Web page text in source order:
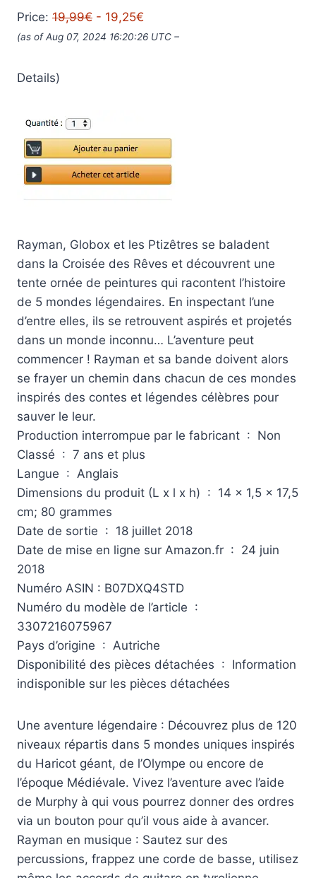
Price: 19,99€ - 19,25€
(as of Aug 07, 2024 16:20:26 UTC –
Details)
Rayman, Globox et les Ptizêtres se baladent
dans la Croisée des Rêves et découvrent une
tente ornée de peintures qui racontent l’histoire
de 5 mondes légendaires. En inspectant l’une
d’entre elles, ils se retrouvent aspirés et projetés
dans un monde inconnu… L’aventure peut
commencer ! Rayman et sa bande doivent alors
se frayer un chemin dans chacun de ces mondes
inspirés des contes et légendes célèbres pour
sauver le leur.
Production interrompue par le fabricant ‏ : ‎ Non
Classé ‏ : ‎ 7 ans et plus
Langue ‏ : ‎ Anglais
Dimensions du produit (L x l x h) ‏ : ‎ 14 x 1,5 x 17,5
cm; 80 grammes
Date de sortie ‏ : ‎ 18 juillet 2018
Date de mise en ligne sur Amazon.fr ‏ : ‎ 24 juin
2018
Numéro ASIN : B07DXQ4STD
Numéro du modèle de l’article ‏ : ‎
3307216075967
Pays d’origine ‏ : ‎ Autriche
Disponibilité des pièces détachées ‏ : ‎ Information
indisponible sur les pièces détachées
Une aventure légendaire : Découvrez plus de 120
niveaux répartis dans 5 mondes uniques inspirés
du Haricot géant, de l’Olympe ou encore de
l’époque Médiévale. Vivez l’aventure avec l’aide
de Murphy à qui vous pourrez donner des ordres
via un bouton pour qu’il vous aide à avancer.
Rayman en musique : Sautez sur des
percussions, frappez une corde de basse, utilisez